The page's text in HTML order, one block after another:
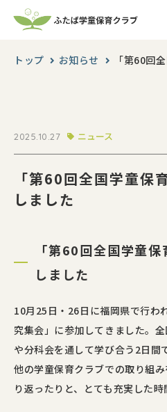
トップ お知らせ 「第60回
2025.10.27 ニュース
「第60回全国学童保
しました
「第60回全国学童
しました
10月 25 日・ 26日に福岡県で行わ
究集会」に参加してきました。
や分科会を通して学び合う 2日間
他の学童保育クラブでの取り組
り返ったりと、とても充実した時